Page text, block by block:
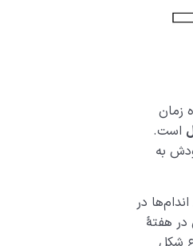
زمان
است.
به
در
در هفتۀ